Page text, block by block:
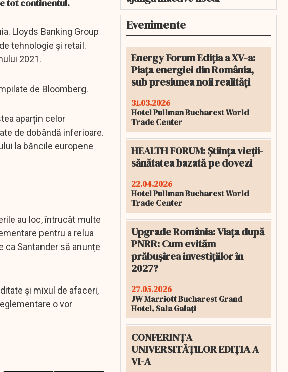
tot continentul.
Lloyds Banking Group
tehnologie și retail.
2021.
de Bloomberg.
aparțin celor
de dobândă inferioare.
la băncile europene
au loc, întrucât multe
pentru a relua
ca Santander să anunțe
și mixul de afaceri,
o vor
Evenimente
Energy Forum Ediția a XV-a:
Piața energiei din România,
sub presiunea noii realități
31.03.2026
Hotel Pullman Bucharest World
Trade Center
HEALTH FORUM: Știința vieții-
sănătatea bazată pe dovezi
22.04.2026
Hotel Pullman Bucharest World
Trade Center
Upgrade România: Viața după
PNRR: Cum evităm
prăbușirea investițiilor în
2027?
27.05.2026
JW Marriott Bucharest Grand
Hotel, Sala Galați
CONFERINȚA
UNIVERSITĂȚILOR EDIȚIA A
VI-A